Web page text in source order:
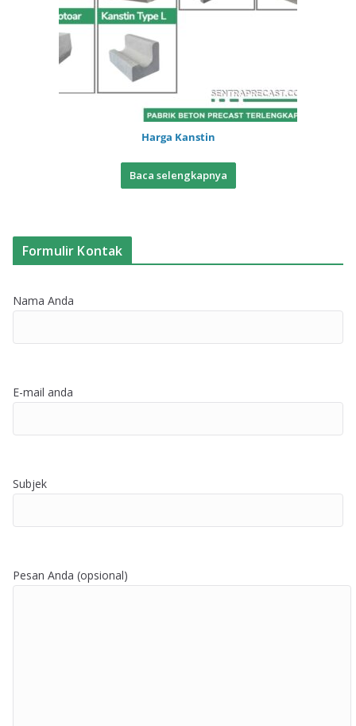
Harga Kanstin
Baca selengkapnya
Formulir Kontak
Nama Anda
E-mail anda
Subjek
Pesan Anda (opsional)